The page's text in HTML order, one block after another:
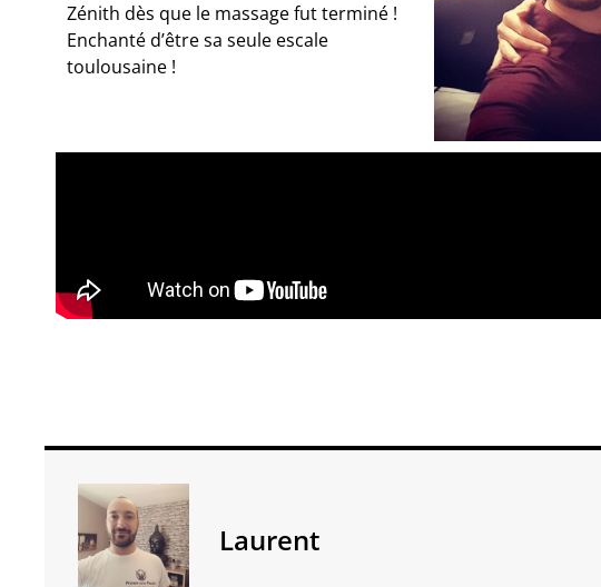
Zénith dès que le massage fut terminé !
Enchanté d’être sa seule escale
toulousaine !
Laurent